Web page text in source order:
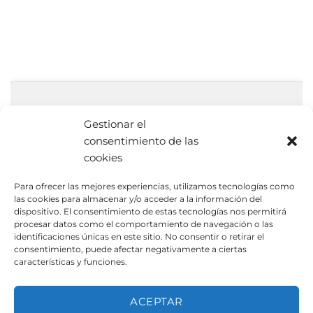
Gestionar el
consentimiento de las
cookies
Para ofrecer las mejores experiencias, utilizamos tecnologías como
las cookies para almacenar y/o acceder a la información del
dispositivo. El consentimiento de estas tecnologías nos permitirá
procesar datos como el comportamiento de navegación o las
identificaciones únicas en este sitio. No consentir o retirar el
consentimiento, puede afectar negativamente a ciertas
características y funciones.
ACEPTAR
marketing y permitir este contenido